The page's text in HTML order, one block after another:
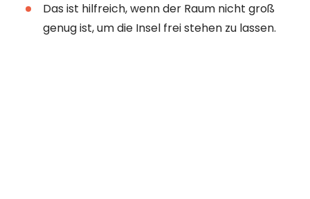
Das ist hilfreich, wenn der Raum nicht groß
genug ist, um die Insel frei stehen zu lassen.